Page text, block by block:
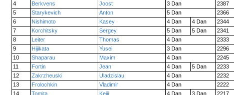
4
Berkvens Joost 3 Dan 2387
5
Starykevich Anton 5 Dan 2366
6
Nishimoto Kasey 4 Dan 4 Dan 2344
7
Korchitsky Sergey 5 Dan 5 Dan 2341
8
Leiter Thomas 4 Dan 2333
9
Hijikata Yusei 3 Dan 2296
10
Shaparau Maxim 4 Dan 2245
11
Fortin Jean 4 Dan 5 Dan 2233
12
Zakrzheuski Uladzislau 4 Dan 2232
13
Frolochkin Vladimir 4 Dan 2222
14
Tomita Keiji 4 Dan 3 Dan 2217